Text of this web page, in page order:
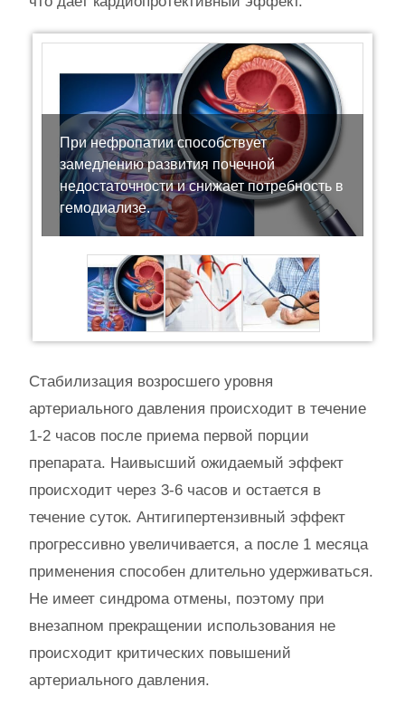
При нефропатии способствует
замедлению развития почечной
недостаточности и снижает потребность в
гемодиализе.
Стабилизация возросшего уровня
артериального давления происходит в течение
1-2 часов после приема первой порции
препарата. Наивысший ожидаемый эффект
происходит через 3-6 часов и остается в
течение суток. Антигипертензивный эффект
прогрессивно увеличивается, а после 1 месяца
применения способен длительно удерживаться.
Не имеет синдрома отмены, поэтому при
внезапном прекращении использования не
происходит критических повышений
артериального давления.